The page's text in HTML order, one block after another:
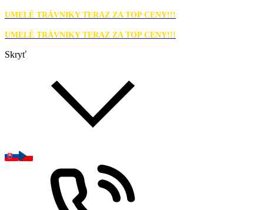
UMELÉ TRÁVNIKY TERAZ ZA TOP CENY!!!
UMELÉ TRÁVNIKY TERAZ ZA TOP CENY!!!
Skryť